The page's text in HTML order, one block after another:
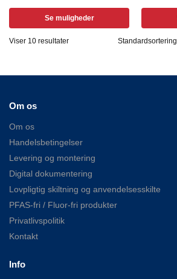
Se muligheder
Viser 10 resultater
Om os
Om os
Handelsbetingelser
Levering og montering
Digital dokumentering
Lovpligtig skiltning og anvendelsesskilte
PFAS-fri / Fluor-fri produkter
Privatlivspolitik
Kontakt
Info